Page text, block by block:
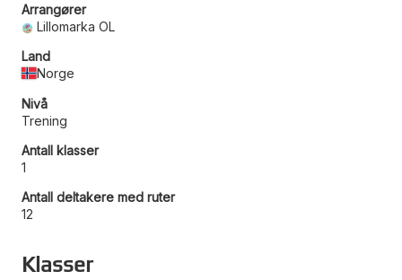
Arrangører
Lillomarka OL
Land
Norge
Nivå
Trening
Antall klasser
1
Antall deltakere med ruter
12
Klasser